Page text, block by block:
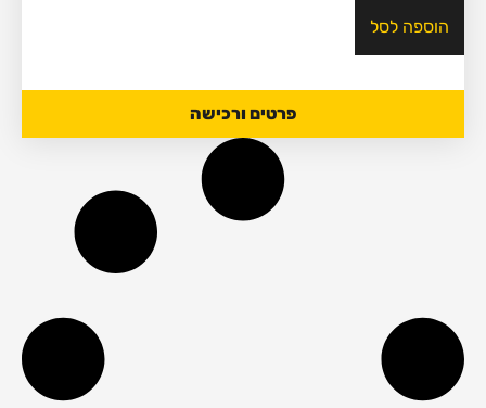
הוספה לסל
פרטים ורכישה